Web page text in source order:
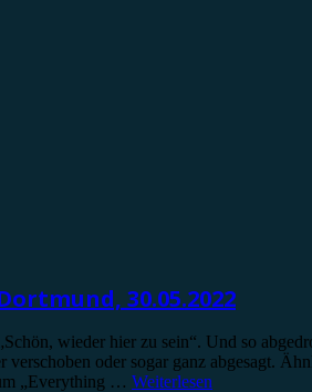
30.05.2022
wieder hier zu sein“. Und so
oder sogar ganz abgesagt.
„Everything … Weiterlesen